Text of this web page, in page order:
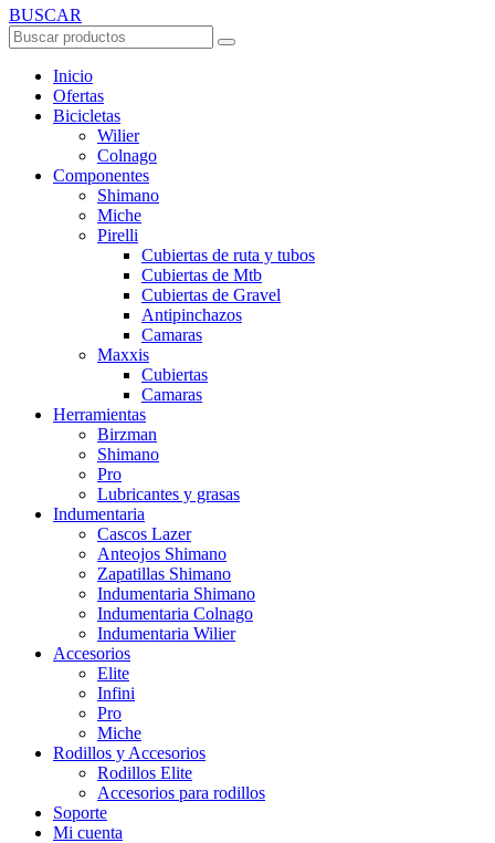
BUSCAR
Inicio
Ofertas
Bicicletas
Wilier
Colnago
Componentes
Shimano
Miche
Pirelli
Cubiertas de ruta y tubos
Cubiertas de Mtb
Cubiertas de Gravel
Antipinchazos
Camaras
Maxxis
Cubiertas
Camaras
Herramientas
Birzman
Shimano
Pro
Lubricantes y grasas
Indumentaria
Cascos Lazer
Anteojos Shimano
Zapatillas Shimano
Indumentaria Shimano
Indumentaria Colnago
Indumentaria Wilier
Accesorios
Elite
Infini
Pro
Miche
Rodillos y Accesorios
Rodillos Elite
Accesorios para rodillos
Soporte
Mi cuenta